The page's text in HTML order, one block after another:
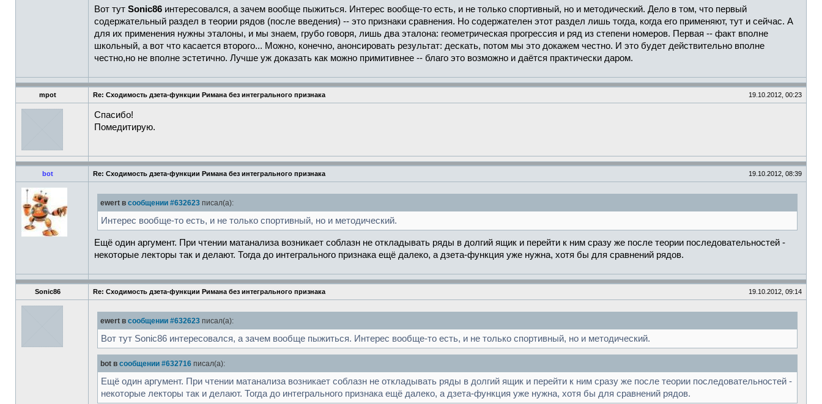
Вот тут Sonic86 интересовался, а зачем вообще пыжиться. Интерес вообще-то есть, и не только спортивный, но и методический. Дело в том, что первый
содержательный раздел в теории рядов (после введения) -- это признаки сравнения. Но содержателен этот раздел лишь тогда, когда его применяют, тут и сейчас. А
для их применения нужны эталоны, и мы знаем, грубо говоря, лишь два эталона: геометрическая прогрессия и ряд из степени номеров. Первая -- факт вполне
школьный, а вот что касается второго... Можно, конечно, анонсировать результат: дескать, потом мы это докажем честно. И это будет действительно вполне
честно,но не вполне эстетично. Лучше уж доказать как можно примитивнее -- благо это возможно и даётся практически даром.
mpot Re: Сходимость дзета-функции Римана без интегрального признака 19.10.2012, 00:23
Спасибо!
Помедитирую.
bot Re: Сходимость дзета-функции Римана без интегрального признака 19.10.2012, 08:39
ewert в сообщении #632623 писал(а):
Интерес вообще-то есть, и не только спортивный, но и методический.
Ещё один аргумент. При чтении матанализа возникает соблазн не откладывать ряды в долгий ящик и перейти к ним сразу же после теории последовательностей -
некоторые лекторы так и делают. Тогда до интегрального признака ещё далеко, а дзета-функция уже нужна, хотя бы для сравнений рядов.
Sonic86 Re: Сходимость дзета-функции Римана без интегрального признака 19.10.2012, 09:14
ewert в сообщении #632623 писал(а):
Вот тут Sonic86 интересовался, а зачем вообще пыжиться. Интерес вообще-то есть, и не только спортивный, но и методический.
bot в сообщении #632716 писал(а):
Ещё один аргумент. При чтении матанализа возникает соблазн не откладывать ряды в долгий ящик и перейти к ним сразу же после теории последовательностей -
некоторые лекторы так и делают. Тогда до интегрального признака ещё далеко, а дзета-функция уже нужна, хотя бы для сравнений рядов.